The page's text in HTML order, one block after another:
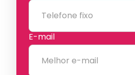
E-mail